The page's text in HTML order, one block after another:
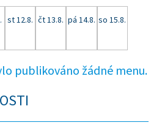
st 12.8. čt 13.8. pá 14.8. so 15.8.
publikováno žádné menu.